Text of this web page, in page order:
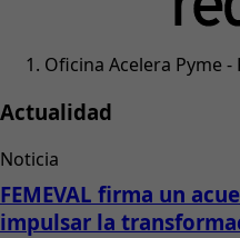
Oficina Acelera Pyme -
Actualidad
Noticia
FEMEVAL firma un
impulsar la